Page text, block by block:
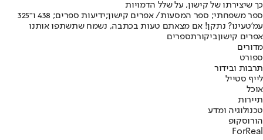
כך שיצירתו של קישון, על שלל הדמויות
ספר משפחתי; ספר המסעות/ אפרים קישון;
ידיעות ספרים; 438 ו־325
עמ'טעינו? נתקן! אם מצאתם טעות בכתבה, נשמח שתשתפו אותנו
אפרים קישוןביקורתספרים
מדורים
ספורט
תרבות ובידור
לייף סטייל
אוכל
תיירות
טכנולוגיה ומדע
הורוסקופ
ForReal